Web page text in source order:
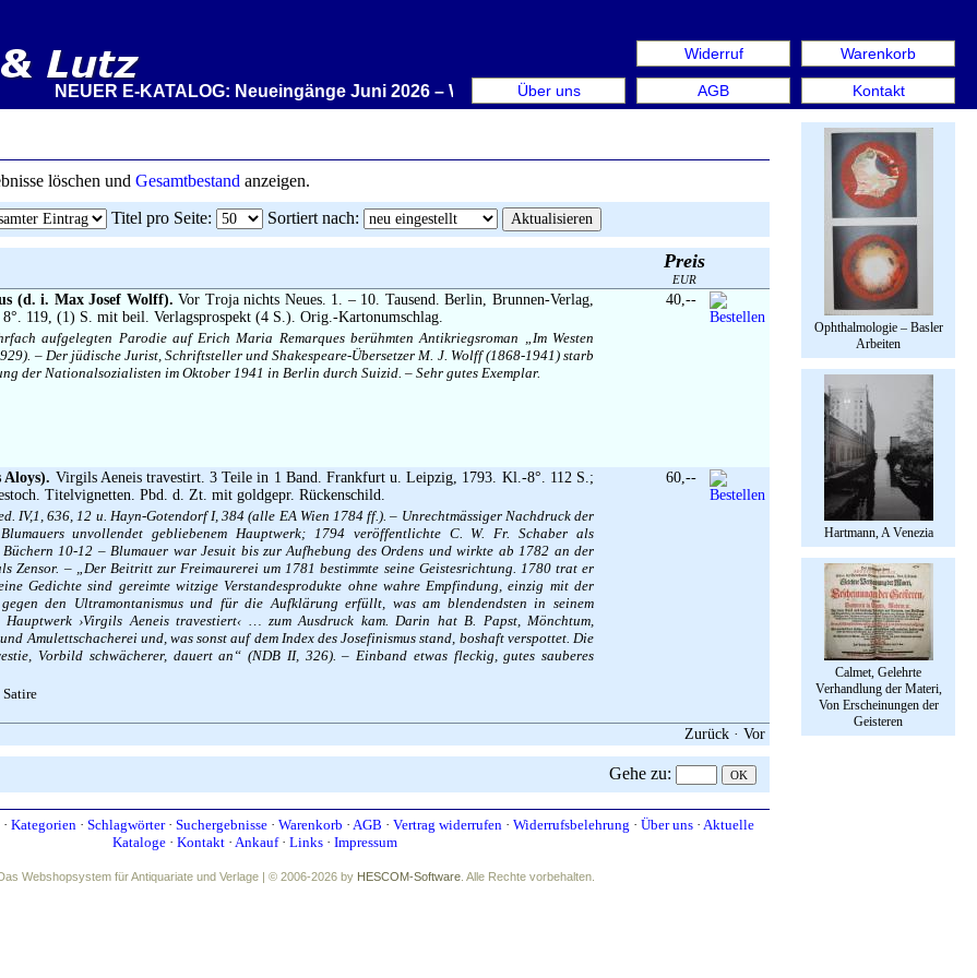
Warenkorb
Kontakt
Widerruf
AGB
Über uns
NEUER E-KATALOG: Neueingänge Juni 2026 – Wir stellen aus: Rare Book Week Berlin. Internationale Messe
Ophthalmologie – Basler
Arbeiten
Hartmann, A Venezia
Calmet, Gelehrte
Verhandlung der Materi,
Von Erscheinungen der
Geisteren
löschen und Gesamtbestand anzeigen.
Titel pro Seite: Sortiert nach:
Preis
EUR
(d. i. Max Josef Wolff). Vor Troja nichts Neues. 1. – 10. Tausend. Berlin, Brunnen-Verlag,
119, (1) S. mit beil. Verlagsprospekt (4 S.). Orig.-Kartonumschlag.
aufgelegten Parodie auf Erich Maria Remarques berühmten Antikriegsroman „Im Westen
– Der jüdische Jurist, Schriftsteller und Shakespeare-Übersetzer M. J. Wolff (1868-1941) starb
der Nationalsozialisten im Oktober 1941 in Berlin durch Suizid. – Sehr gutes Exemplar.
40,--
Aloys). Virgils Aeneis travestirt. 3 Teile in 1 Band. Frankfurt u. Leipzig, 1793. Kl.-8°. 112 S.;
Titelvignetten. Pbd. d. Zt. mit goldgepr. Rückenschild.
IV,1, 636, 12 u. Hayn-Gotendorf I, 384 (alle EA Wien 1784 ff.). – Unrechtmässiger Nachdruck der
unvollendet gebliebenem Hauptwerk; 1794 veröffentlichte C. W. Fr. Schaber als
10-12 – Blumauer war Jesuit bis zur Aufhebung des Ordens und wirkte ab 1782 an der
Zensor. – „Der Beitritt zur Freimaurerei um 1781 bestimmte seine Geistesrichtung. 1780 trat er
Gedichte sind gereimte witzige Verstandesprodukte ohne wahre Empfindung, einzig mit der
gegen den Ultramontanismus und für die Aufklärung erfüllt, was am blendendsten in seinem
Hauptwerk ›Virgils Aeneis travestiert‹ … zum Ausdruck kam. Darin hat B. Papst, Mönchtum,
Amulettschacherei und, was sonst auf dem Index des Josefinismus stand, boshaft verspottet. Die
Vorbild schwächerer, dauert an“ (NDB II, 326). – Einband etwas fleckig, gutes sauberes
Satire
60,--
Zurück · Vor
Gehe zu:
· Kategorien · Schlagwörter· Suchergebnisse · Warenkorb · AGB · Vertrag widerrufen · Widerrufsbelehrung · Über uns · Aktuelle
Kataloge· Kontakt· Ankauf· Links· Impressum
Webshopsystem für Antiquariate und Verlage | © 2006-2026 by HESCOM-Software . Alle Rechte vorbehalten.